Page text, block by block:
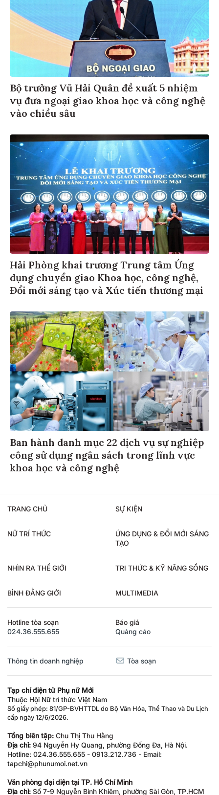
Bộ trưởng Vũ Hải Quân đề xuất 5 nhiệm
vụ đưa ngoại giao khoa học và công nghệ
vào chiều sâu
Hải Phòng khai trương Trung tâm Ứng
dụng chuyển giao Khoa học, công nghệ,
Đổi mới sáng tạo và Xúc tiến thương mại
Ban hành danh mục 22 dịch vụ sự nghiệp
công sử dụng ngân sách trong lĩnh vực
khoa học và công nghệ
TRANG CHỦ SỰ KIỆN
NỮ TRÍ THỨC
ỨNG DỤNG & ĐỔI MỚI SÁNG
TẠO
NHÌN RA THẾ GIỚI TRI THỨC & KỸ NĂNG SỐNG
BÌNH ĐẲNG GIỚI MULTIMEDIA
Hotline tòa soạn
024.36.555.655
Báo giá
Quảng cáo
Thông tin doanh nghiệp Tòa soạn
Tạp chí điện tử Phụ nữ Mới
Thuộc Hội Nữ trí thức Việt Nam
Số giấy phép: 81/GP-BVHTTDL do Bộ Văn Hóa, Thể Thao và Du Lịch
cấp ngày 12/6/2026.
Tổng biên tập: Chu Thị Thu Hằng
Địa chỉ: 94 Nguyễn Hy Quang, phường Đống Đa, Hà Nội.
Hotline: 024.36.555.655 - 0913.212.736 - Email:
tapchi@phunumoi.net.vn
Văn phòng đại diện tại TP. Hồ Chí Minh
Địa chỉ: Số 7-9 Nguyễn Bỉnh Khiêm, phường Sài Gòn, TP.HCM